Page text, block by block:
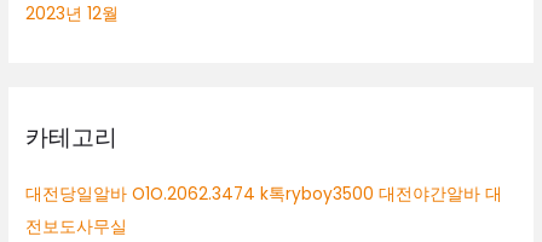
2023년 12월
카테고리
대전당일알바 O1O.2062.3474 k톡ryboy3500 대전야간알바 대
전보도사무실